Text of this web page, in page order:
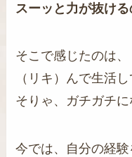
スーッと力が抜ける
そこで感じたのは
（リキ）んで生活し
そりゃ、ガチガチに
今では、自分の経